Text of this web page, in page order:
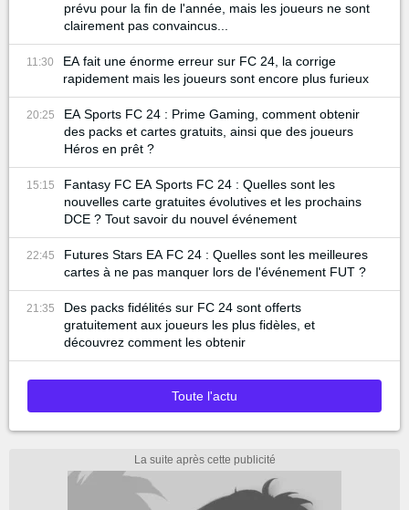
prévu pour la fin de l'année, mais les joueurs ne sont
clairement pas convaincus...
11:30
EA fait une énorme erreur sur FC 24, la corrige
rapidement mais les joueurs sont encore plus furieux
20:25
EA Sports FC 24 : Prime Gaming, comment obtenir
des packs et cartes gratuits, ainsi que des joueurs
Héros en prêt ?
15:15
Fantasy FC EA Sports FC 24 : Quelles sont les
nouvelles carte gratuites évolutives et les prochains
DCE ? Tout savoir du nouvel événement
22:45
Futures Stars EA FC 24 : Quelles sont les meilleures
cartes à ne pas manquer lors de l'événement FUT ?
21:35
Des packs fidélités sur FC 24 sont offerts
gratuitement aux joueurs les plus fidèles, et
découvrez comment les obtenir
Toute l'actu